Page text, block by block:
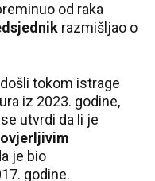
od raka
razmišljao o
tokom istrage
iz 2023. godine,
utvrdi da li je
je bio
godine.